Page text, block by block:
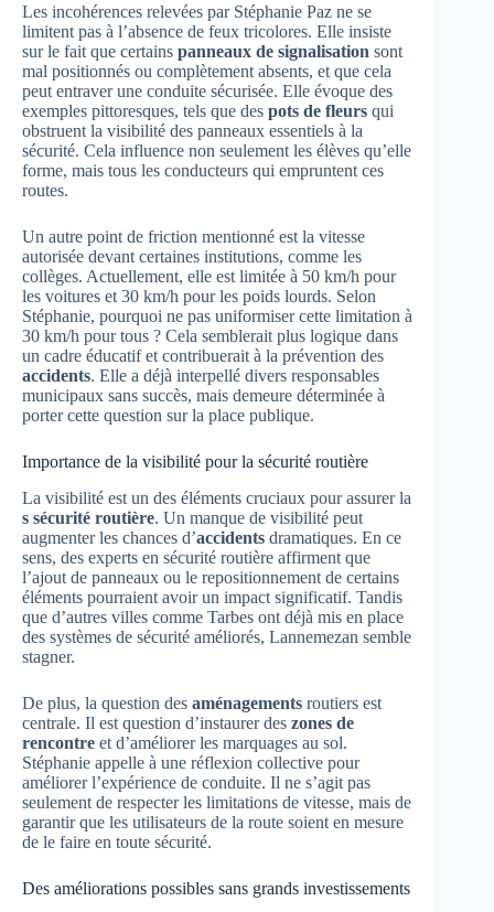
Les incohérences relevées par Stéphanie Paz ne se
limitent pas à l’absence de feux tricolores. Elle insiste
sur le fait que certains panneaux de signalisation sont
mal positionnés ou complètement absents, et que cela
peut entraver une conduite sécurisée. Elle évoque des
exemples pittoresques, tels que des pots de fleurs qui
obstruent la visibilité des panneaux essentiels à la
sécurité. Cela influence non seulement les élèves qu’elle
forme, mais tous les conducteurs qui empruntent ces
routes.
Un autre point de friction mentionné est la vitesse
autorisée devant certaines institutions, comme les
collèges. Actuellement, elle est limitée à 50 km/h pour
les voitures et 30 km/h pour les poids lourds. Selon
Stéphanie, pourquoi ne pas uniformiser cette limitation à
30 km/h pour tous ? Cela semblerait plus logique dans
un cadre éducatif et contribuerait à la prévention des
accidents. Elle a déjà interpellé divers responsables
municipaux sans succès, mais demeure déterminée à
porter cette question sur la place publique.
Importance de la visibilité pour la sécurité routière
La visibilité est un des éléments cruciaux pour assurer la
s sécurité routière. Un manque de visibilité peut
augmenter les chances d’accidents dramatiques. En ce
sens, des experts en sécurité routière affirment que
l’ajout de panneaux ou le repositionnement de certains
éléments pourraient avoir un impact significatif. Tandis
que d’autres villes comme Tarbes ont déjà mis en place
des systèmes de sécurité améliorés, Lannemezan semble
stagner.
De plus, la question des aménagements routiers est
centrale. Il est question d’instaurer des zones de
rencontre et d’améliorer les marquages au sol.
Stéphanie appelle à une réflexion collective pour
améliorer l’expérience de conduite. Il ne s’agit pas
seulement de respecter les limitations de vitesse, mais de
garantir que les utilisateurs de la route soient en mesure
de le faire en toute sécurité.
Des améliorations possibles sans grands investissements